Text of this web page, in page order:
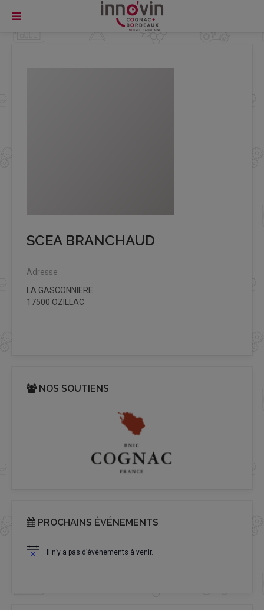
SCEA BRANCHAUD
Adresse
LA GASCONNIERE
17500 OZILLAC
NOS SOUTIENS
PROCHAINS ÉVÉNEMENTS
Notice Il n’y a pas d’évènements à venir.